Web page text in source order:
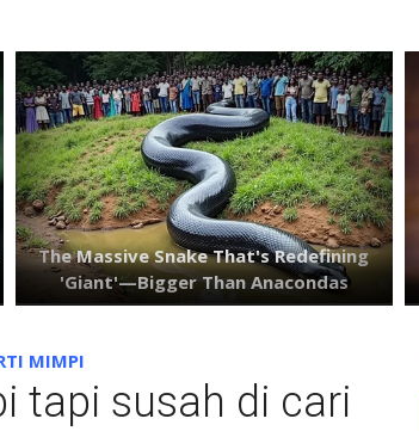
MIMPI
tapi susah di cari